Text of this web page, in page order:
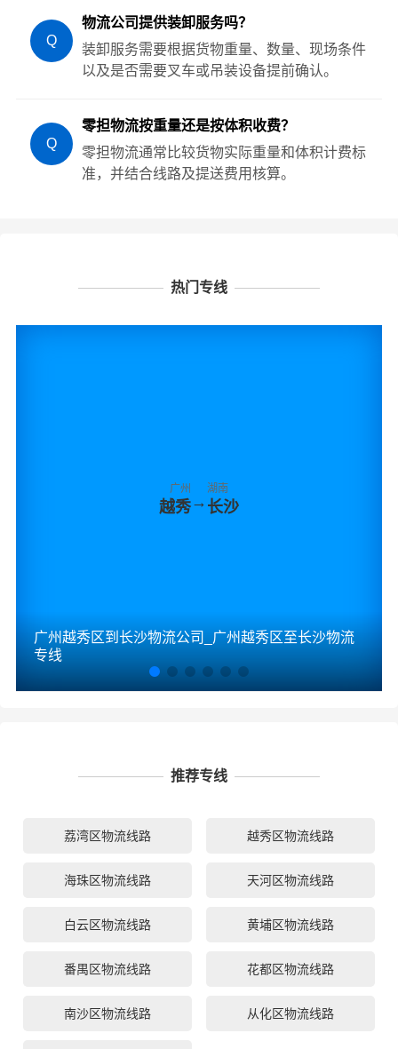
Q
物流公司提供装卸服务吗？
装卸服务需要根据货物重量、数量、现场条件
以及是否需要叉车或吊装设备提前确认。
Q
零担物流按重量还是按体积收费？
零担物流通常比较货物实际重量和体积计费标
准，并结合线路及提送费用核算。
热门专线
广州
越秀→
湖南
长沙
广州越秀区到长沙物流公司_广州越秀区至长沙物流
专线
推荐专线
荔湾区物流线路 越秀区物流线路
海珠区物流线路 天河区物流线路
白云区物流线路 黄埔区物流线路
番禺区物流线路 花都区物流线路
南沙区物流线路 从化区物流线路